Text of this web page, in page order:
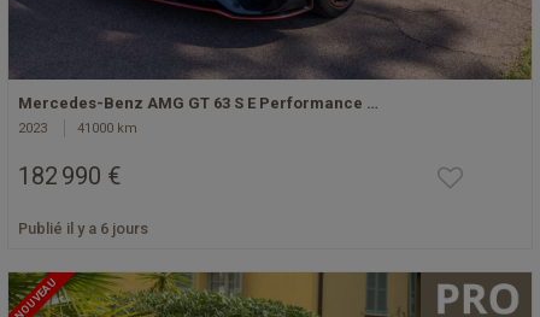
Mercedes-Benz AMG GT 63 S E Performance …
2023 41000 km
182 990 €
Publié il y a 6 jours
NOUVEAU